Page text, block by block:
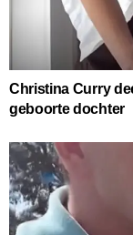
Christina Curry
geboorte dochter